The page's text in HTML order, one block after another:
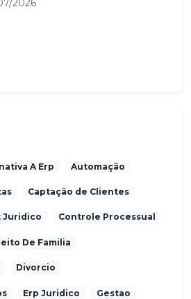
A Erp Automação
Captação de Clientes
Juridico Controle Processual
De Familia
Divorcio
Erp Juridico Gestao